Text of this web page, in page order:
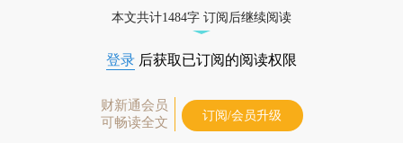
本文共计1484字 订阅后继续阅读
登录 后获取已订阅的阅读权限
财新通会员
可畅读全文
订阅/会员升级